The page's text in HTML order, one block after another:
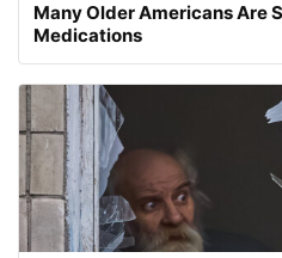
Many Older Americans Are
Medications